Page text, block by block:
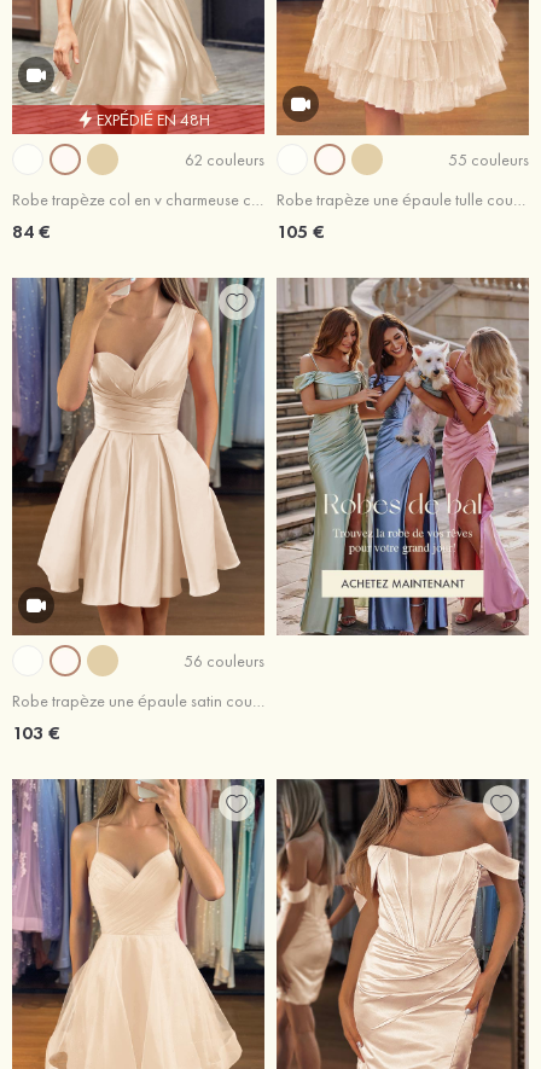
EXPÉDIÉ EN 48H
62 couleurs
Robe trapèze col en v charmeuse courte/mini robe de fête de la rentrée
84 €
55 couleurs
Robe trapèze une épaule tulle courte/mini robe de fête de la rentrée
105 €
56 couleurs
Robe trapèze une épaule satin courte/mini robe de fête de la rentrée
103 €